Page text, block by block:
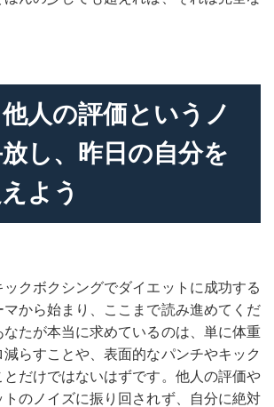
人の評価というノ
し、昨日の自分を
よう
ックボクシングでダイエットに成功する
から始まり、ここまで読み進めてくだ
なたが本当に求めているのは、単に体重
らすことや、表面的なパンチやキック
だけではないはずです。他人の評価や
のノイズに振り回されず、自分に絶対